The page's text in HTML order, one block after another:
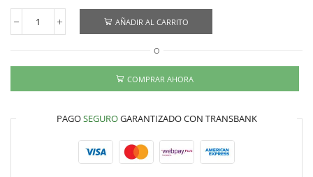
AÑADIR AL CARRITO
O
COMPRAR AHORA
PAGOSEGUROGARANTIZADO CON TRANSBANK